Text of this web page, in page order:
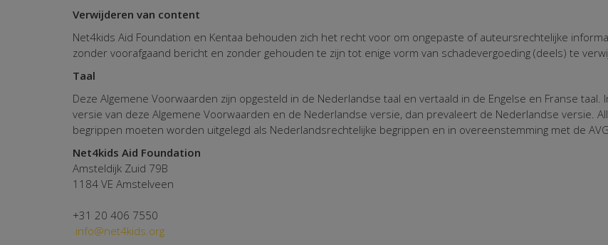
Verwijderen van content
Net4kids Aid Foundation en Kentaa behouden zich het recht voor om ongepaste of auteursrechtelijke
zonder voorafgaand bericht en zonder gehouden te zijn tot enige vorm van schadevergoeding (deels) te
Taal
Deze Algemene Voorwaarden zijn opgesteld in de Nederlandse taal en vertaald in de Engelse en Franse
versie van deze Algemene Voorwaarden en de Nederlandse versie, dan prevaleert de Nederlandse versie.
begrippen moeten worden uitgelegd als Nederlandsrechtelijke begrippen en in overeenstemming met de
Net4kids Aid Foundation
Amsteldijk Zuid 79B
1184 VE Amstelveen
+31 20 406 7550
info@net4kids.org